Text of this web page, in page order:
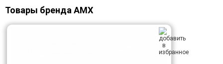
Товары бренда AMX